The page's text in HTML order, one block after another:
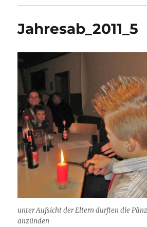
Jahresab_2011_5
unter Aufsicht der Eltern durften die
anzünden